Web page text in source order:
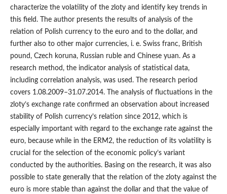
characterize the volatility of the zloty and identify key trends in
this field. The author presents the results of analysis of the
relation of Polish currency to the euro and to the dollar, and
further also to other major currencies, i. e. Swiss franc, British
pound, Czech koruna, Russian ruble and Chinese yuan. As a
research method, the indicator analysis of statistical data,
including correlation analysis, was used. The research period
covers 1.08.2009–31.07.2014. The analysis of fluctuations in the
zloty’s exchange rate confirmed an observation about increased
stability of Polish currency’s relation since 2012, which is
especially important with regard to the exchange rate against the
euro, because while in the ERM2, the reduction of its volatility is
crucial for the selection of the economic policy’s variant
conducted by the authorities. Basing on the research, it was also
possible to state generally that the relation of the zloty against the
euro is more stable than against the dollar and that the value of